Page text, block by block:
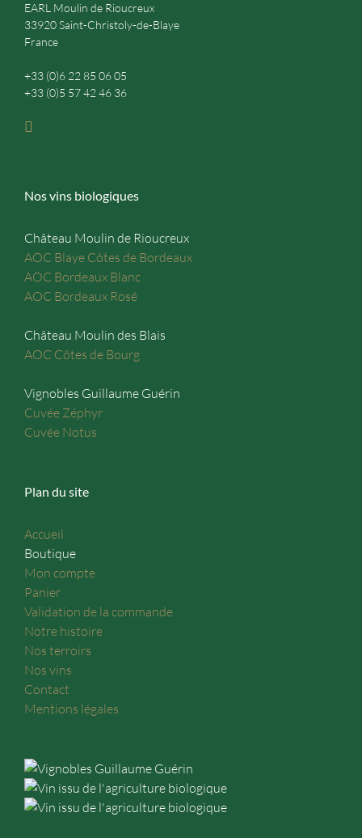
EARL Moulin de Rioucreux
33920 Saint-Christoly-de-Blaye
France
+33 (0)6 22 85 06 05
+33 (0)5 57 42 46 36
Nos vins biologiques
Château Moulin de Rioucreux
AOC Blaye Côtes de Bordeaux
AOC Bordeaux Blanc
AOC Bordeaux Rosé
Château Moulin des Blais
AOC Côtes de Bourg
Vignobles Guillaume Guérin
Cuvée Zéphyr
Cuvée Notus
Plan du site
Accueil
Boutique
Mon compte
Panier
Validation de la commande
Notre histoire
Nos terroirs
Nos vins
Contact
Mentions légales